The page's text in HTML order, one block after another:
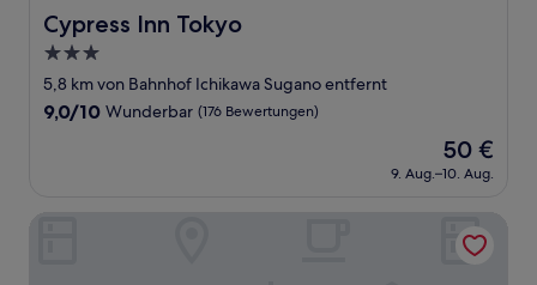
Cypress Inn Tokyo
Cypress Inn Tokyo
3.0-
Sterne-
Unterkunft
5,8 km von Bahnhof Ichikawa Sugano entfernt
9.0
Bewertungen)
9,0/10 Wunderbar (176 Bewertungen)
Der
Preis
beträgt
50 €
9. Aug.–10. Aug.